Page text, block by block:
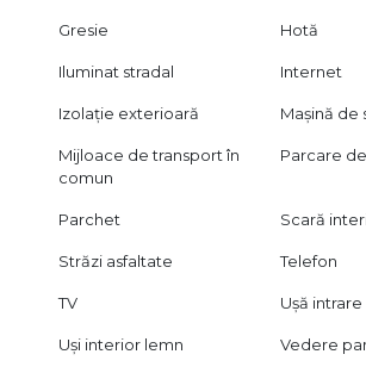
Gresie Hotă
Iluminat stradal Internet
Izolație exterioară Mașină de
Mijloace de transport în
comun
Parcare
Parchet Scară
Străzi asfaltate Telefon
TV Ușă
Uși interior lemn Vedere